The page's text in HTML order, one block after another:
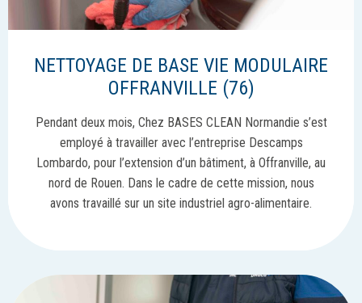
NETTOYAGE DE BASE VIE MODULAIRE
OFFRANVILLE (76)
Pendant deux mois, Chez BASES CLEAN Normandie s’est
employé à travailler avec l’entreprise Descamps
Lombardo, pour l’extension d’un bâtiment, à Offranville, au
nord de Rouen. Dans le cadre de cette mission, nous
avons travaillé sur un site industriel agro-alimentaire.